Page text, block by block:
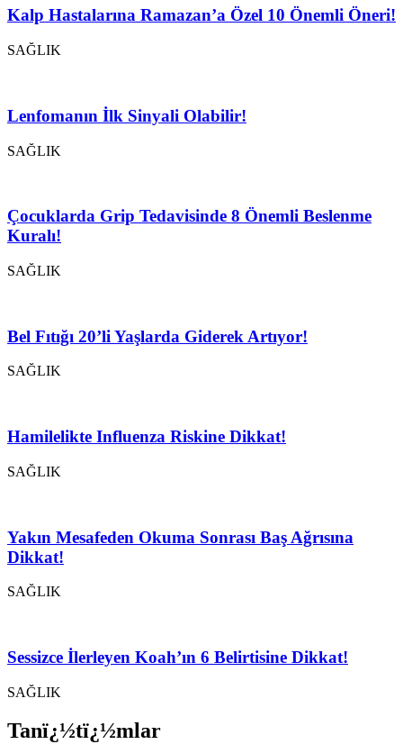
Kalp Hastalarına Ramazan’a Özel 10 Önemli Öneri!
SAĞLIK
Lenfomanın İlk Sinyali Olabilir!
SAĞLIK
Çocuklarda Grip Tedavisinde 8 Önemli Beslenme
Kuralı!
SAĞLIK
Bel Fıtığı 20’li Yaşlarda Giderek Artıyor!
SAĞLIK
Hamilelikte Influenza Riskine Dikkat!
SAĞLIK
Yakın Mesafeden Okuma Sonrası Baş Ağrısına
Dikkat!
SAĞLIK
Sessizce İlerleyen Koah’ın 6 Belirtisine Dikkat!
SAĞLIK
Tanï¿½tï¿½mlar